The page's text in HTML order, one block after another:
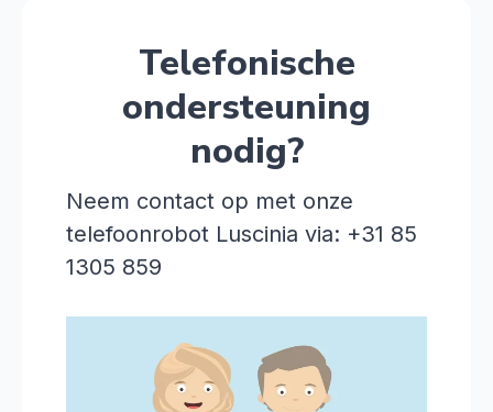
Telefonische
ondersteuning
nodig?
Neem contact op met onze
telefoonrobot Luscinia via: +31 85
1305 859